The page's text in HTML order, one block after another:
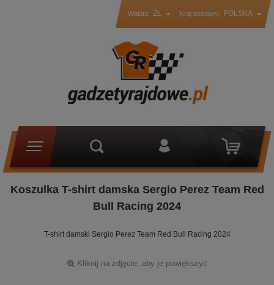
Waluta: ZŁ Kraj dostawy: POLSKA
Koszulka T-shirt damska Sergio Perez Team Red
Bull Racing 2024
T-shirt damski Sergio Perez Team Red Bull Racing 2024
Kliknij na zdjęcie, aby je powiększyć